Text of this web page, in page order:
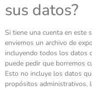
sus datos?
Si tiene una cuenta en este
enviemos un archivo de
incluyendo todos los datos
puede pedir que borremos
Esto no incluye los datos
propósitos administrativos,